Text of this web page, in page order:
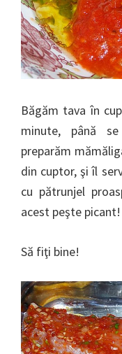
Băgăm tava în
minute, până
preparăm
din cuptor, şi îl
cu pătrunjel
acest peşte picant!
Să fiţi bine!